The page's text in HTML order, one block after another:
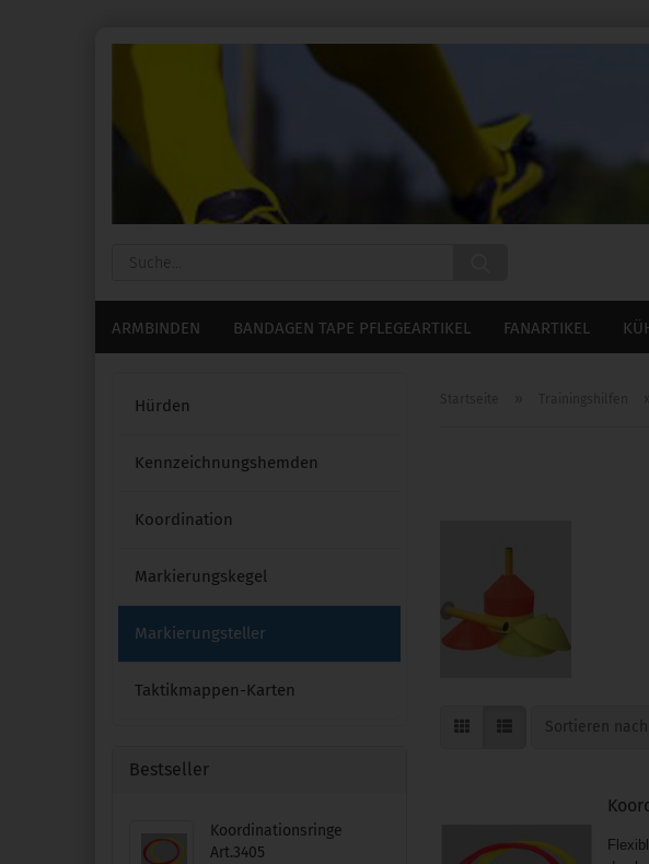
ARMBINDEN BANDAGEN TAPE PFLEGEARTIKEL FANARTIKEL
Sortieren nach
Sortieren nach
Hürden
Kennzeichnungshemden
Koordination
Markierungskegel
Markierungsteller
Taktikmappen-Karten
Bestseller
Koordinationsringe
Art.3405